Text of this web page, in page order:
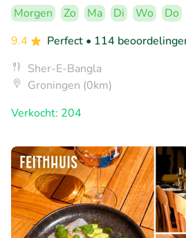
Morgen Zo Ma Di Wo
Do
9.4
Perfect • 114
Sher-E-Bangla
Groningen (0km)
Verkocht: 204